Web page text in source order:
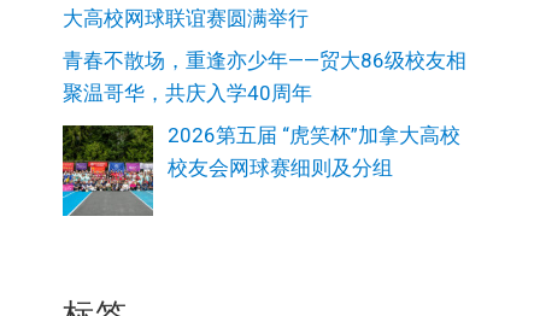
大高校网球联谊赛圆满举行
青春不散场，重逢亦少年——贸大86级校友相
聚温哥华，共庆入学40周年
2026第五届 “虎笑杯”加拿大高校
校友会网球赛细则及分组